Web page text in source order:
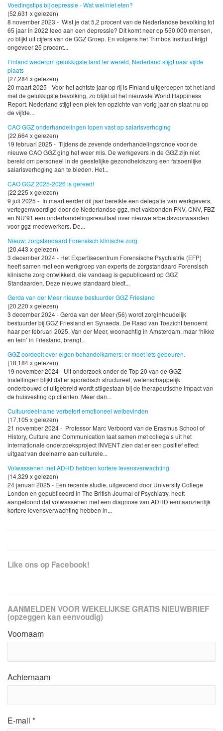
Voedingstips bij depressie - Wat wel/niet eten?
(52,631 x gelezen)
8 november 2023 - Wist je dat 5,2 procent van de Nederlandse bevolking tot
65 jaar in 2022 leed aan een depressie? Dit komt neer op 550.000 mensen,
zo blijkt uit cijfers van de GGZ Groep. En volgens het Trimbos Instituut krijgt
ongeveer 25 procent...
Finland wederom gelukkigste land ter wereld, Nederland stijgt naar vijfde
plaats
(27,284 x gelezen)
20 maart 2025 - Voor het achtste jaar op rij is Finland uitgeroepen tot het land
met de gelukkigste bevolking, zo blijkt uit het nieuwste World Happiness
Report. Nederland stijgt een plek ten opzichte van vorig jaar en staat nu op
de vijfde...
CAO GGZ onderhandelingen lopen vast op salarisverhoging
(22,664 x gelezen)
19 februari 2025 - Tijdens de zevende onderhandelingsronde voor de
nieuwe CAO GGZ ging het weer mis. De werkgevers in de GGZ zijn niet
bereid om personeel in de geestelijke gezondheidszorg een fatsoenlijke
salarisverhoging aan te bieden. Het...
CAO GGZ 2025-2026 is gereed!
(22,225 x gelezen)
9 juli 2025 - In maart eerder dit jaar bereikte een delegatie van werkgevers,
vertegenwoordigd door de Nederlandse ggz, met vakbonden FNV, CNV, FBZ
en NU’91 een onderhandelingsresultaat over nieuwe arbeidsvoorwaarden
voor ggz-medewerkers. De...
Nieuw: zorgstandaard Forensisch klinische zorg
(20,443 x gelezen)
3 december 2024 - Het Expertisecentrum Forensische Psychiatrie (EFP)
heeft samen met een werkgroep van experts de zorgstandaard Forensisch
klinische zorg ontwikkeld, die vandaag is gepubliceerd op GGZ
Standaarden. Deze nieuwe standaard biedt...
Gerda van der Meer nieuwe bestuurder GGZ Friesland
(20,220 x gelezen)
3 december 2024 - Gerda van der Meer (56) wordt zorginhoudelijk
bestuurder bij GGZ Friesland en Synaeda. De Raad van Toezicht benoemt
haar per februari 2025. Van der Meer, woonachtig in Amsterdam, maar ‘hikke
en tein’ in Friesland, brengt...
GGZ oordeelt over eigen behandelkamers: er moet iets gebeuren.
(18,184 x gelezen)
19 november 2024 - Uit onderzoek onder de Top 20 van de GGZ-
instellingen blijkt dat er sporadisch structureel, wetenschappelijk
onderbouwd of uitgebreid wordt stilgestaan bij de therapeutische impact van
de huisvesting op cliënten. Meer dan...
Cultuurdeelname verbetert emotioneel welbevinden
(17,105 x gelezen)
21 november 2024 - Professor Marc Verboord van de Erasmus School of
History, Culture and Communication laat samen met collega’s uit het
internationale onderzoeksproject INVENT zien dat er een positief effect
uitgaat van deelname aan culturele...
Volwassenen met ADHD hebben kortere levensverwachting
(14,329 x gelezen)
24 januari 2025 - Een recente studie, uitgevoerd door University College
London en gepubliceerd in The British Journal of Psychiatry, heeft
aangetoond dat volwassenen met een diagnose van ADHD een aanzienlijk
kortere levensverwachting hebben in...
Like ons op Facebook!
AANMELDEN VOOR WEKELIJKSE GRATIS NIEUWBRIEF
(opzeggen kan eenvoudig)
Voornaam
Achternaam
E-mail *